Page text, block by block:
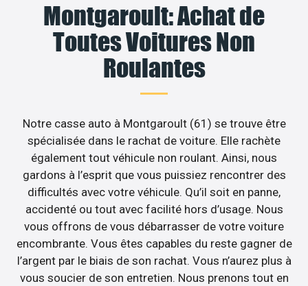
Montgaroult: Achat de
Toutes Voitures Non
Roulantes
Notre casse auto à Montgaroult (61) se trouve être
spécialisée dans le rachat de voiture. Elle rachète
également tout véhicule non roulant. Ainsi, nous
gardons à l’esprit que vous puissiez rencontrer des
difficultés avec votre véhicule. Qu’il soit en panne,
accidenté ou tout avec facilité hors d’usage. Nous
vous offrons de vous débarrasser de votre voiture
encombrante. Vous êtes capables du reste gagner de
l’argent par le biais de son rachat. Vous n’aurez plus à
vous soucier de son entretien. Nous prenons tout en